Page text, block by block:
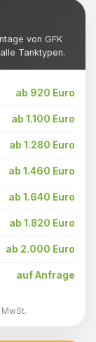
von GFK
Tanktypen.
ab 920 Euro
ab 1.100 Euro
ab 1.280 Euro
ab 1.460 Euro
ab 1.640 Euro
ab 1.820 Euro
ab 2.000 Euro
auf Anfrage